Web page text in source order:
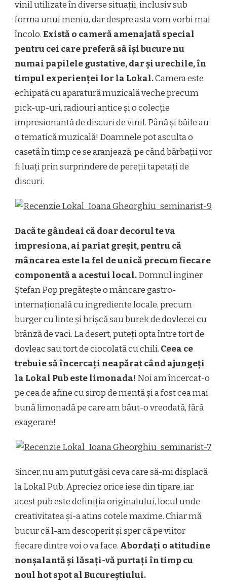
vinil utilizate în diverse situații, inclusiv sub
forma unui meniu, dar despre asta vom vorbi mai
încolo.Există o cameră amenajată special
pentru cei care preferă să își bucure nu
numai papilele gustative, dar și urechile, în
timpul experienței lor la Lokal.Camera este
echipată cu aparatură muzicală veche precum
pick-up-uri, radiouri antice și o colecție
impresionantă de discuri de vinil. Până și băile au
o tematică muzicală! Doamnele pot asculta o
casetă în timp ce se aranjează, pe când bărbații vor
fi luați prin surprindere de pereții tapetați de
discuri.
Dacă te gândeai că doar decorul te va
impresiona, ai pariat greșit, pentru că
mâncarea este la fel de unică precum fiecare
componentă a acestui local.Domnul inginer
Ștefan Pop pregătește o mâncare gastro-
internațională cu ingrediente locale, precum
burger cu linte și hrișcă sau burek de dovlecei cu
brânză de vaci. La desert, puteți opta între tort de
dovleac sau tort de ciocolată cu chili. Ceea ce
trebuie să încercați neapărat când ajungeți
la Lokal Pub este limonada! Noi am încercat-o
pe cea de afine cu sirop de mentă și a fost cea mai
bună limonadă pe care am băut-o vreodată, fără
exagerare!
Sincer, nu am putut găsi ceva care să-mi displacă
la Lokal Pub. Apreciez orice iese din tipare, iar
acest pub este definiția originalului, locul unde
creativitatea și-a atins cotele maxime. Chiar mă
bucur că l-am descoperit și sper că pe viitor
fiecare dintre voi o va face. Abordați o atitudine
nonșalantă și lăsați-vă purtați în timp cu
noul hot spot al Bucureștiului.